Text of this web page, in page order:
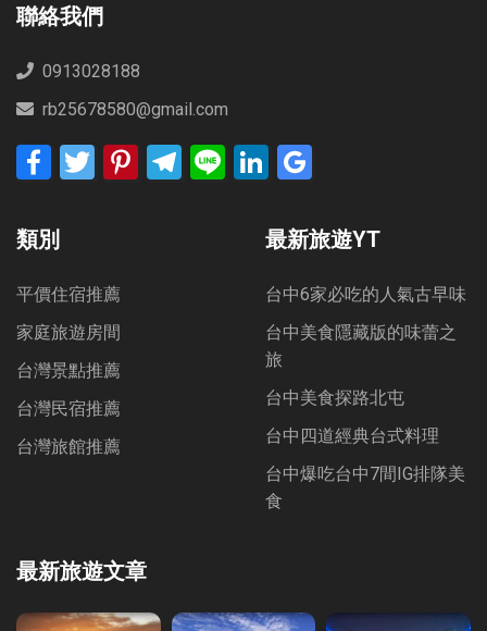
聯絡我們
0913028188
rb25678580@gmail.com
FacebookTwitter PinterestTelegram
Line LinkedIn
類別
平價住宿推薦
家庭旅遊房間
台灣景點推薦
台灣民宿推薦
台灣旅館推薦
最新旅遊文章
最新旅遊YT
台中6家必吃的人氣古早味
台中美食隱藏版的味蕾之
旅
台中美食探路北屯
台中四道經典台式料理
台中爆吃台中7間IG排隊美
食